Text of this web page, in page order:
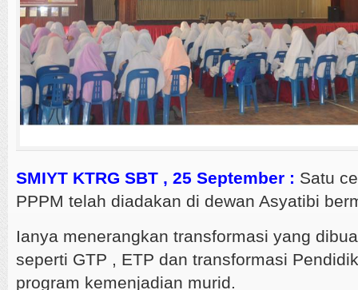
SMIYT KTRG SBT , 25 September : Satu
PPPM telah diadakan di dewan Asyatibi
Ianya menerangkan transformasi yang
seperti GTP , ETP dan transformasi
program kemenjadian murid.